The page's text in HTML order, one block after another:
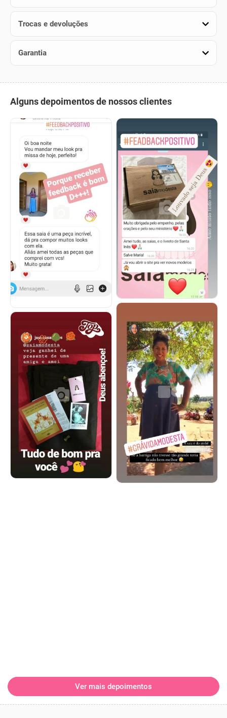
Trocas e devoluções
Garantia
Alguns depoimentos de nossos clientes
Ver mais depoimentos